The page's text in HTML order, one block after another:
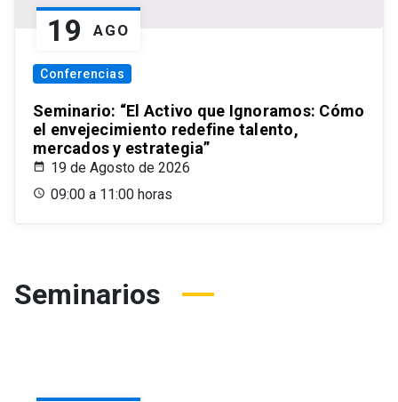
19 AGO
Conferencias
Seminario: “El Activo que Ignoramos: Cómo
el envejecimiento redefine talento,
mercados y estrategia”
19 de Agosto de 2026
09:00 a 11:00 horas
Seminarios